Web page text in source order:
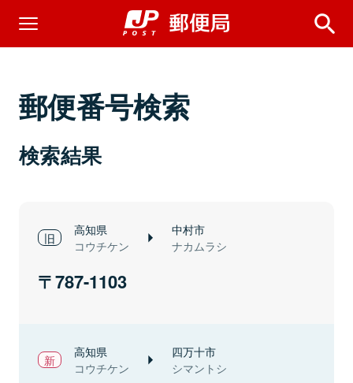
郵便番号検索
検索結果
高知県
コウチケン
中村市
ナカムラシ
787-1103
高知県
コウチケン
四万十市
シマントシ